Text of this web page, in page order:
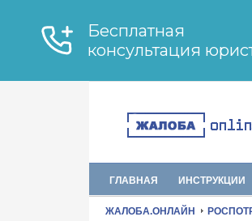
ГЛАВНАЯ ИНСТРУКЦИИ
ЖАЛОБА.ОНЛАЙН